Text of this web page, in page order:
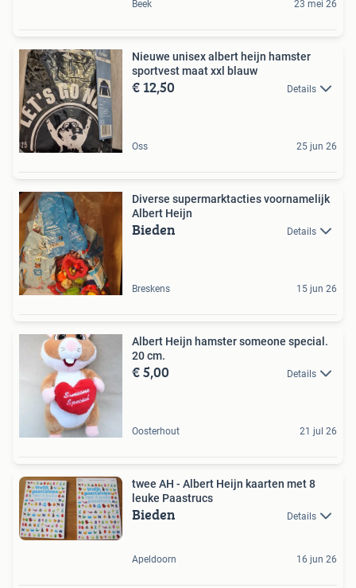
Beek 23 mei 26
Nieuwe unisex albert heijn hamster
sportvest maat xxl blauw
€ 12,50 Details
Oss 25 jun 26
Diverse supermarktacties voornamelijk
Albert Heijn
Bieden Details
Breskens 15 jun 26
Albert Heijn hamster someone special.
20 cm.
€ 5,00 Details
Oosterhout 21 jul 26
twee AH - Albert Heijn kaarten met 8
leuke Paastrucs
Bieden Details
Apeldoorn 16 jun 26